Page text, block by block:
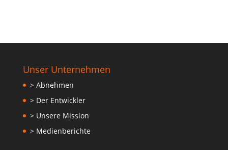
Unser Unternehmen
> Abnehmen
> Der Entwickler
> Unsere Mission
> Medienberichte